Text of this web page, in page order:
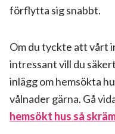
förflytta sig snabbt.
Om du tyckte att vårt
intressant vill du
inlägg om hemsökta
vålnader gärna. Gå
hemsökt hus så